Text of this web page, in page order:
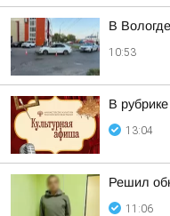
В
10:53
В
13:04
Решил
11:06